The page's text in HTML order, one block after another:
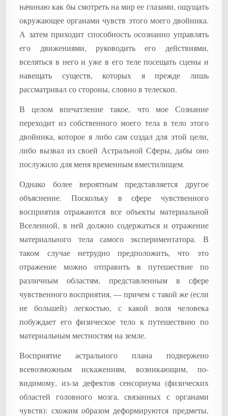
начинаю как бы смотреть на мир ее глазами, ощущать
окружающее органами чувств этого моего двойника.
А затем приходит способность осознанно управлять
его движениями, руководить его действиями,
вселяться в него и уже в его теле посещать сцены и
навещать существ, которых я прежде лишь
рассматривал со стороны, словно в телескоп.
В целом впечатление такое, что мое Сознание
переходит из собственного моего тела в тело этого
двойника, которое я либо сам создал для этой цели,
либо вызвал из своей Астральной Сферы, дабы оно
послужило для меня временным вместилищем.
Однако более вероятным представляется другое
объяснение. Поскольку в сфере чувственного
восприятия отражаются все объекты материальной
Вселенной, в ней должно содержаться и отражение
материального тела самого экспериментатора. В
таком случае нетрудно предположить, что это
отражение можно отправить в путешествие по
различным областям, представленным в сфере
чувственного восприятия, — причем с такой же (если
не большей) легкостью, с какой воля человека
побуждает его физическое тело к путешествию по
материальным местностям на земле.
Восприятие астрального плана подвержено
всевозможным искажениям, возникающим, по-
видимому, из-за дефектов сенсориума (физических
областей головного мозга, связанных с органами
чувств): схожим образом деформируются предметы,